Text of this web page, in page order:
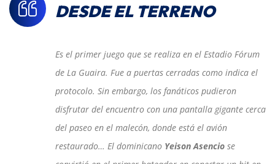
DESDE EL TERRENO
Es el primer juego que se realiza en el Estadio Fórum
de La Guaira. Fue a puertas cerradas como indica el
protocolo. Sin embargo, los fanáticos pudieron
disfrutar del encuentro con una pantalla gigante cerca
del paseo en el malecón, donde está el avión
restaurado… El dominicano Yeison Asencio se